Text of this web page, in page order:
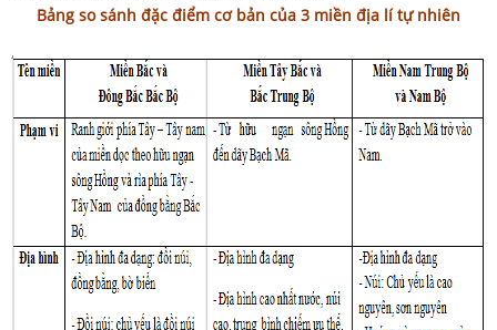
Bảng so sánh đặc điểm cơ bản của 3 miền địa lí tự nhiên